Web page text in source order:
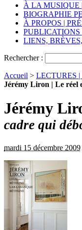
À LA MUSIQUE
BIOGRAPHIE
À PROPOS |
PUBLICATIONS
LIENS,
Rechercher :
Accueil > LECTURES
Jérémy Liron | Le réel
Jérémy
cadre qui
mardi 15 décembre 2009